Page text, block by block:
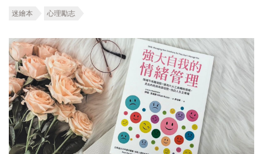
迷繪本 心理勵志